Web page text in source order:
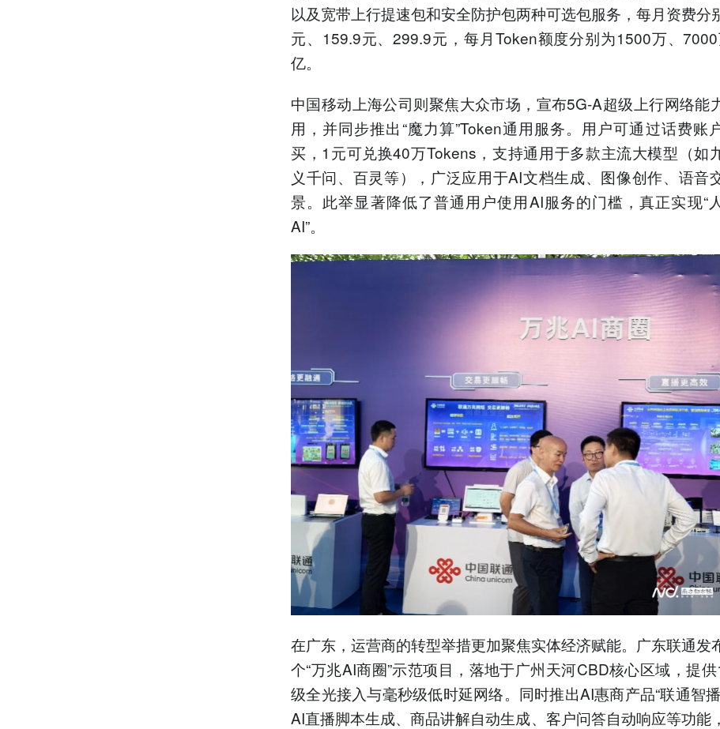
以及宽带上行提速包和安全防护包两种可选包服务，每月资费分
元、159.9元、299.9元，每月Token额度分别为1500万、
亿。
中国移动上海公司则聚焦大众市场，宣布5G-A超级上行网络能
用，并同步推出“魔力算”Token通用服务。用户可通过话费账
买，1元可兑换40万Tokens，支持通用于多款主流大模型（如
义千问、百灵等），广泛应用于AI文档生成、图像创作、语音
景。此举显著降低了普通用户使用AI服务的门槛，真正实现“
AI”。
在广东，运营商的转型举措更加聚焦实体经济赋能。广东联通发
个“万兆AI商圈”示范项目，落地于广州天河CBD核心区域，提
级全光接入与毫秒级低时延网络。同时推出AI惠商产品“联通智
AI直播脚本生成、商品讲解自动生成、客户问答自动响应等功能